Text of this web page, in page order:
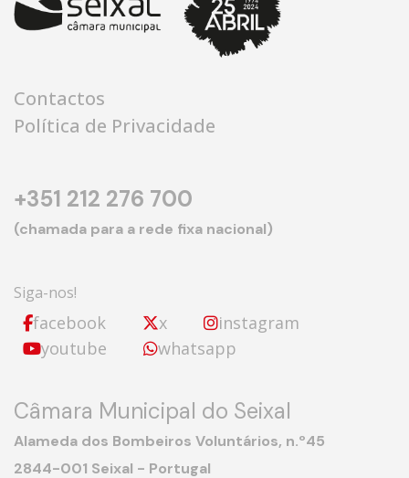
Contactos
Política de Privacidade
+351 212 276 700
(chamada para a rede fixa nacional)
Siga-nos!
facebook x
instagram
youtube
whatsapp
Câmara Municipal do Seixal
Alameda dos Bombeiros Voluntários, n.º45
2844-001 Seixal - Portugal